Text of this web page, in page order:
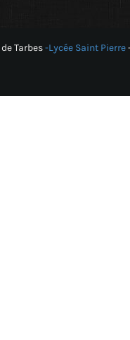
Tarbes-Lycée Saint Pierre